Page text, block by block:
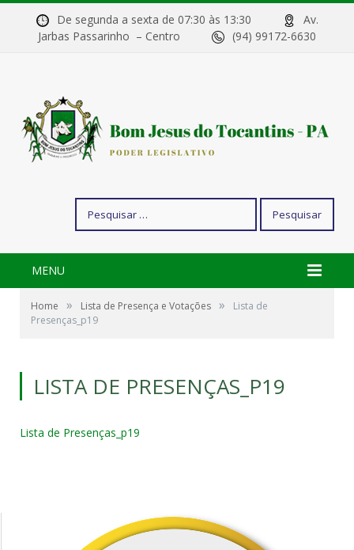
De segunda a sexta de 07:30 às 13:30
Av.
Jarbas Passarinho – Centro
(94) 99172-6630
por:
MENU
Home » Lista de Presença e Votações »
Lista de
Presenças_p19
LISTA DE PRESENÇAS_P19
Lista de Presenças_p19